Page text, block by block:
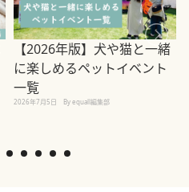
【2026年版】犬や猫と一緒
に楽しめるペットイベント
一覧
2026年7月5日 By equall編集部